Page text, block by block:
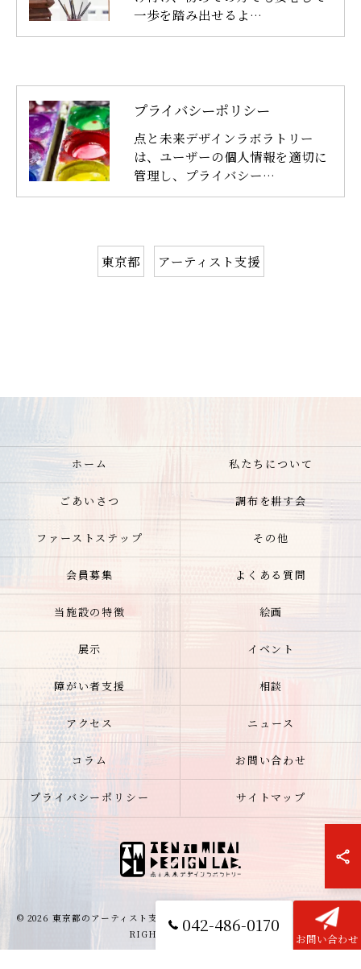
一歩を踏み出せるよ…
プライバシーポリシー
点と未来デザインラボラトリー
は、ユーザーの個人情報を適切に
管理し、プライバシー…
東京都 アーティスト支援
042-486-0170
お問い合わせ
ホーム 私たちについて
ごあいさつ 調布を耕す会
ファーストステップ その他
会員募集 よくある質問
当施設の特徴 絵画
展示 イベント
障がい者支援 相談
アクセス ニュース
コラム お問い合わせ
プライバシーポリシー サイトマップ
© 2026 東京都のアーティスト支援なら点と未来デザインラボラトリー ALL
RIGHTS RESERVED.